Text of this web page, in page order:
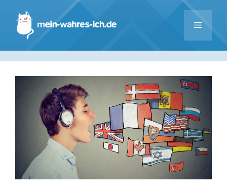
Inhalt
springen
Menü